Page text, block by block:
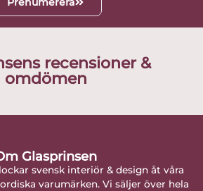
recensioner &
omdömen
Glasprinsen
svensk interiör & design åt våra
varumärken. Vi säljer över hela